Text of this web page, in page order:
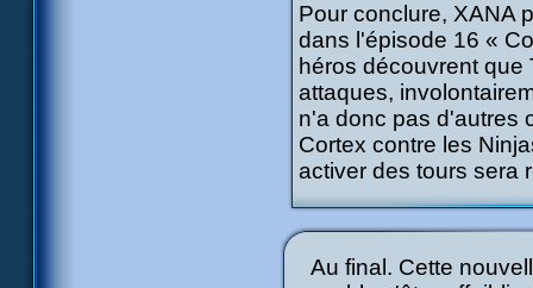
Pour conclure, XANA
dans l'épisode 16 «
héros découvrent
attaques,
n'a donc pas d'autres
Cortex contre les
activer des tours sera
Au final. Cette